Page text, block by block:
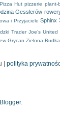
Pizza Hut pizzerie plant-
Gesslerów
i Przyjaciele Sphinx
Trader Joe’s United
Grycan Zielona Budka
| polityka
Blogger.